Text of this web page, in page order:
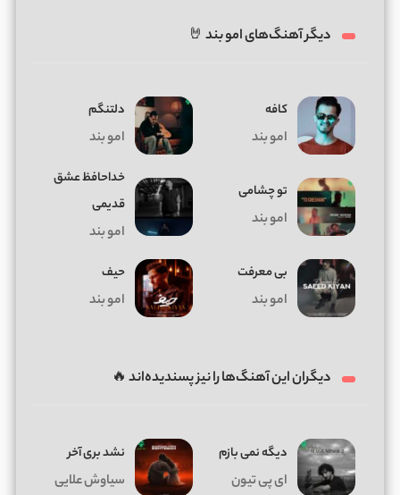
دیگر آهنگ‌های امو بند 🤘
کافه
امو بند
دلتنگم
امو بند
تو چشامی
امو بند
خداحافظ عشق
قدیمی
امو بند
بی معرفت
امو بند
حیف
امو بند
دیگران این آهنگ‌ها را نیز پسندیده‌اند 🔥
دیگه نمی بازم
ای پی تیون
نشد بری آخر
سیاوش علایی